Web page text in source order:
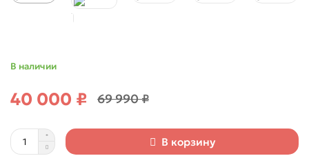
В наличии
40 000 ₽ 69 990 ₽
В корзину